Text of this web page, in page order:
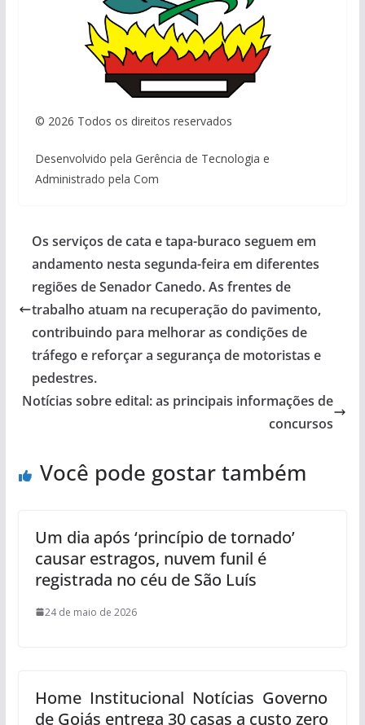
© 2026 Todos os direitos reservados
Desenvolvido pela Gerência de Tecnologia e
Administrado pela Com
Os serviços de cata e tapa-buraco seguem em
andamento nesta segunda-feira em diferentes
regiões de Senador Canedo. As frentes de
trabalho atuam na recuperação do pavimento,
contribuindo para melhorar as condições de
tráfego e reforçar a segurança de motoristas e
pedestres.
Notícias sobre edital: as principais informações de
concursos
Você pode gostar também
Um dia após ‘princípio de tornado’
causar estragos, nuvem funil é
registrada no céu de São Luís
24 de maio de 2026
Home Institucional Notícias Governo
de Goiás entrega 30 casas a custo zero